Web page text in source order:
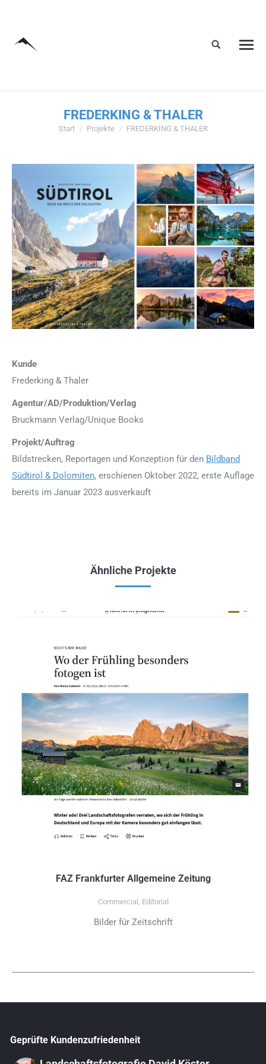
FREDERKING & THALER
Sie befinden sich hier:
Start Projekte FREDERKING & THALER
Kunde
Frederking & Thaler
Agentur/AD/Produktion/Verlag
Bruckmann Verlag/Unique Books
Projekt/Auftrag
Bildstrecken, Reportagen und Konzeption für den Bildband
Südtirol & Dolomiten, erschienen Oktober 2022, erste Auflage
bereits im Januar 2023 ausverkauft
Ähnliche Projekte
FAZ Frankfurter Allgemeine Zeitung
Commercial , Editorial
Bilder für Zeitschrift
Geprüfte Kundenzufriedenheit